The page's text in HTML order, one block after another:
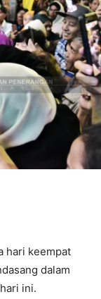
hari keempat
dalam
ini.